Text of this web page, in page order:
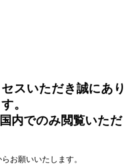
スいただき誠にあり
。
内でのみ閲覧いただ
らお願いいたします。